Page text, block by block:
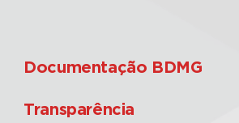
Documentação BDMG
Transparência